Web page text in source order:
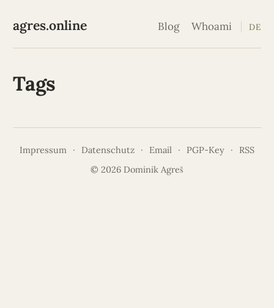
agres.online Blog Whoami DE
Tags
Impressum · Datenschutz · Email · PGP-Key ·
RSS
© 2026 Dominik Agreš